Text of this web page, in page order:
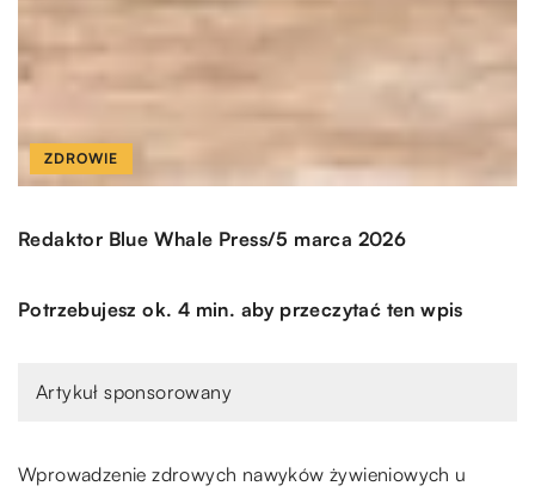
ZDROWIE
Redaktor Blue Whale Press/5 marca 2026
Potrzebujesz ok. 4 min. aby przeczytać ten wpis
Artykuł sponsorowany
Wprowadzenie zdrowych nawyków żywieniowych u